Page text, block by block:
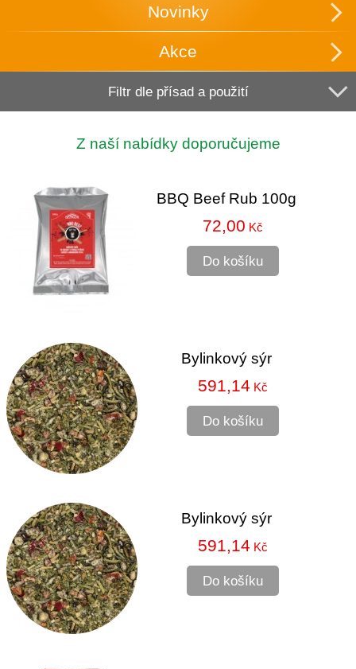
Novinky
Akce
Filtr dle přísad a použití
Z naší nabídky doporučujeme
BBQ Beef Rub 100g
72,00 Kč
Do košíku
Bylinkový sýr
591,14 Kč
Do košíku
Bylinkový sýr
591,14 Kč
Do košíku